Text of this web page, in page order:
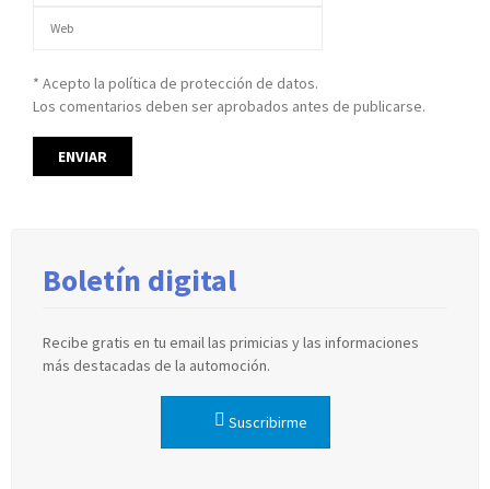
* Acepto la política de protección de datos.
Los comentarios deben ser aprobados antes de publicarse.
Boletín digital
Recibe gratis en tu email las primicias y las informaciones
más destacadas de la automoción.
Suscribirme